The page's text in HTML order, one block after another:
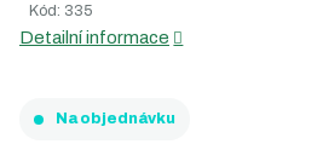
hvězdiček.
Kód: 335
Detailní informace
Na objednávku